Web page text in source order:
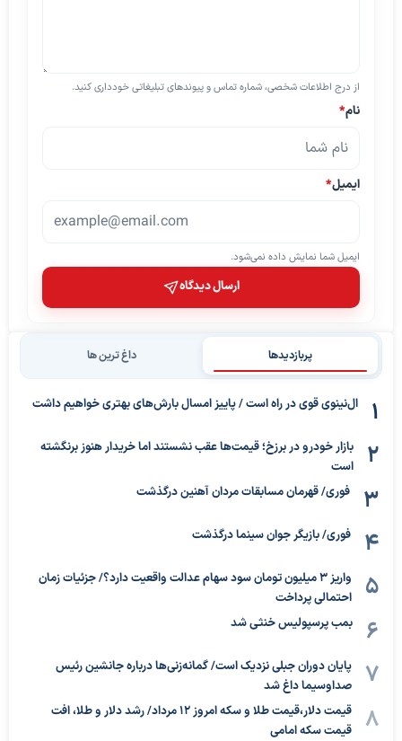
از درج اطلاعات شخصی، شماره تماس و پیوندهای تبلیغاتی خودداری کنید.
نام*
ایمیل*
ایمیل شما نمایش داده نمی‌شود.
ارسال دیدگاه
پربازدیدها داغ ترین ها
ال‌نینوی قوی در راه است / پاییز امسال بارش‌های بهتری خواهیم داشت
بازار خودرو در برزخ؛ قیمت‌ها عقب نشستند اما خریدار هنوز برنگشته
است
فوری/ قهرمان مسابقات مردان آهنین درگذشت
فوری/ بازیگر جوان سینما درگذشت
واریز ۳ میلیون تومان سود سهام عدالت واقعیت دارد؟/ جزئیات زمان
احتمالی پرداخت
بمب پرسپولیس خنثی شد
پایان دوران جبلی نزدیک است/ گمانه‌زنی‌ها درباره جانشین رئیس
صداوسیما داغ شد
قیمت دلار،قیمت طلا و سکه امروز ۱۲ مرداد/ رشد دلار و طلا، افت
قیمت سکه امامی